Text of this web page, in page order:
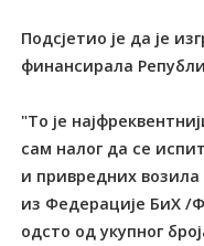
Подсјетио је да је
финансирала
"То је
сам налог да се
и привредних возила
из Федерације БиХ /
одсто од укупног